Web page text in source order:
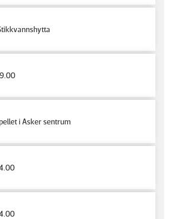
i Asker sentrum